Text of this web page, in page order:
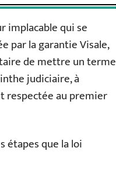
implacable qui se
par la garantie Visale,
de mettre un terme
judiciaire, à
respectée au premier
étapes que la loi